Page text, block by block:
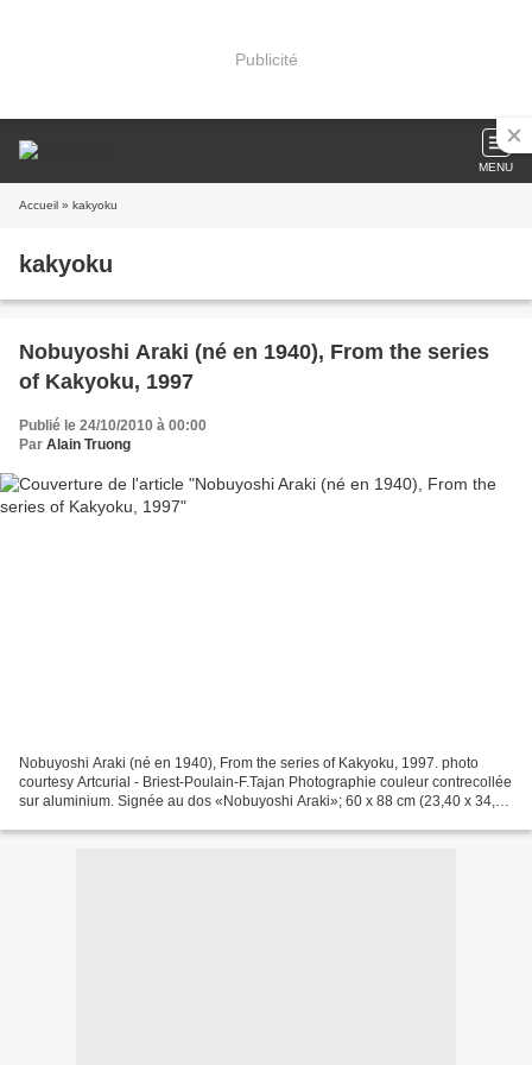
Publicité
MENU
Accueil » kakyoku
kakyoku
Nobuyoshi Araki (né en 1940), From the series
of Kakyoku, 1997
Publié le 24/10/2010 à 00:00
Par Alain Truong
Nobuyoshi Araki (né en 1940), From the series of Kakyoku, 1997. photo
courtesy Artcurial - Briest-Poulain-F.Tajan Photographie couleur contrecollée
sur aluminium. Signée au dos «Nobuyoshi Araki»; 60 x 88 cm (23,40 x 34,32